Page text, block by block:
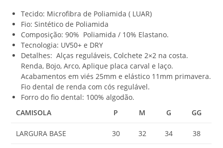
Tecido: Microfibra de Poliamida ( LUAR)
Fio: Sintético de Poliamida
Composição: 90% Poliamida / 10% Elastano.
Tecnologia: UV50+ e DRY
Detalhes: Alças reguláveis, Colchete 2×2 na costa.
Renda, Bojo, Arco, Aplique placa carval e laço.
Acabamentos em viés 25mm e elástico 11mm primavera.
Fio dental de renda com cós regulável.
Forro do fio dental: 100% algodão.
CAMISOLA
P M G GG
LARGURA BASE 30 32 34 38